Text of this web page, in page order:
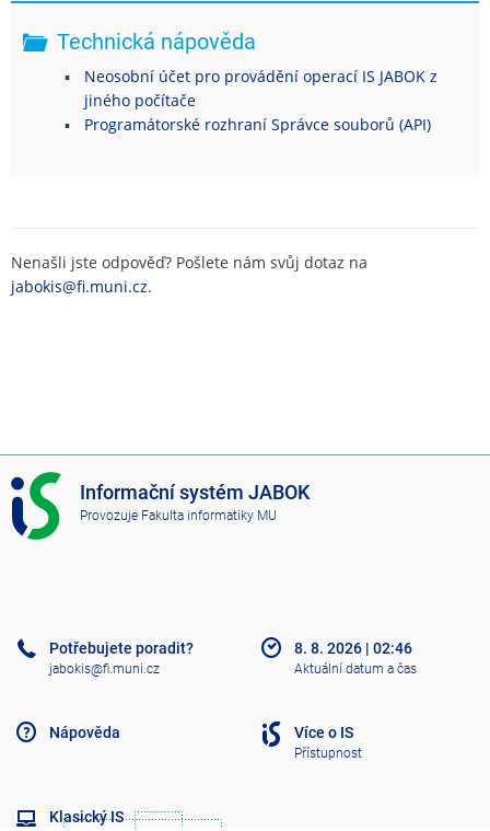
Technická nápověda
Neosobní účet pro provádění operací IS JABOK z
jiného počítače
Programátorské rozhraní Správce souborů (API)
Nenašli jste odpověď? Pošlete nám svůj dotaz na
jabokis@fi.muni.cz.
I
S
J
Informační systém JABOK
Provozuje Fakulta informatiky MU
Potřebujete poradit?
jabokis@fi.muni.cz
Nápověda
Klasický IS
8. 8. 2026 | 02:46
Aktuální datum a čas
Více o IS
Přístupnost